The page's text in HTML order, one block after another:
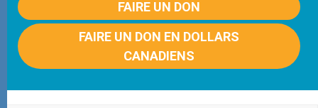
FAIRE UN DON
FAIRE UN DON EN DOLLARS
CANADIENS